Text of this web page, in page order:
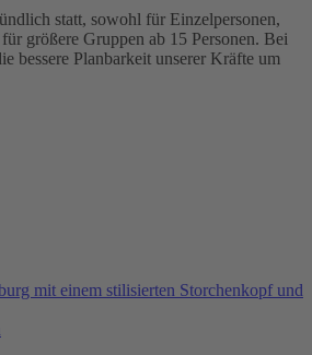
statt, sowohl für Einzelpersonen,
größere Gruppen ab 15 Personen. Bei
bessere Planbarkeit unserer Kräfte um